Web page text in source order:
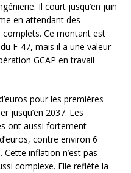
Il court jusqu’en juin
en attendant des
Ce montant est
F-47, mais il a une valeur
GCAP en travail
pour les premières
jusqu’en 2037. Les
ont aussi fortement
contre environ 6
Cette inflation n’est pas
complexe. Elle reflète la